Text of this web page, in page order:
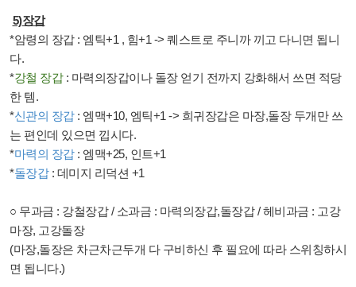
5)장갑
*암령의 장갑: 엠틱+1 , 힘+1 -> 퀘스트로 주니까 끼고 다니면 됩니
다.
*강철 장갑: 마력의장갑이나 돌장 얻기 전까지 강화해서 쓰면 적당
한 템.
*신관의 장갑: 엠맥+10, 엠틱+1 -> 희귀장갑은 마장,돌장 두개만 쓰
는 편인데 있으면 낍시다.
*마력의 장갑: 엠맥+25, 인트+1
*돌장갑: 데미지 리덕션 +1
○ 무과금 : 강철장갑/ 소과금 : 마력의장갑,돌장갑/헤비과금 : 고강
마장, 고강돌장
(마장,돌장은 차근차근두개 다 구비하신 후 필요에 따라 스위칭하시
면 됩니다.)